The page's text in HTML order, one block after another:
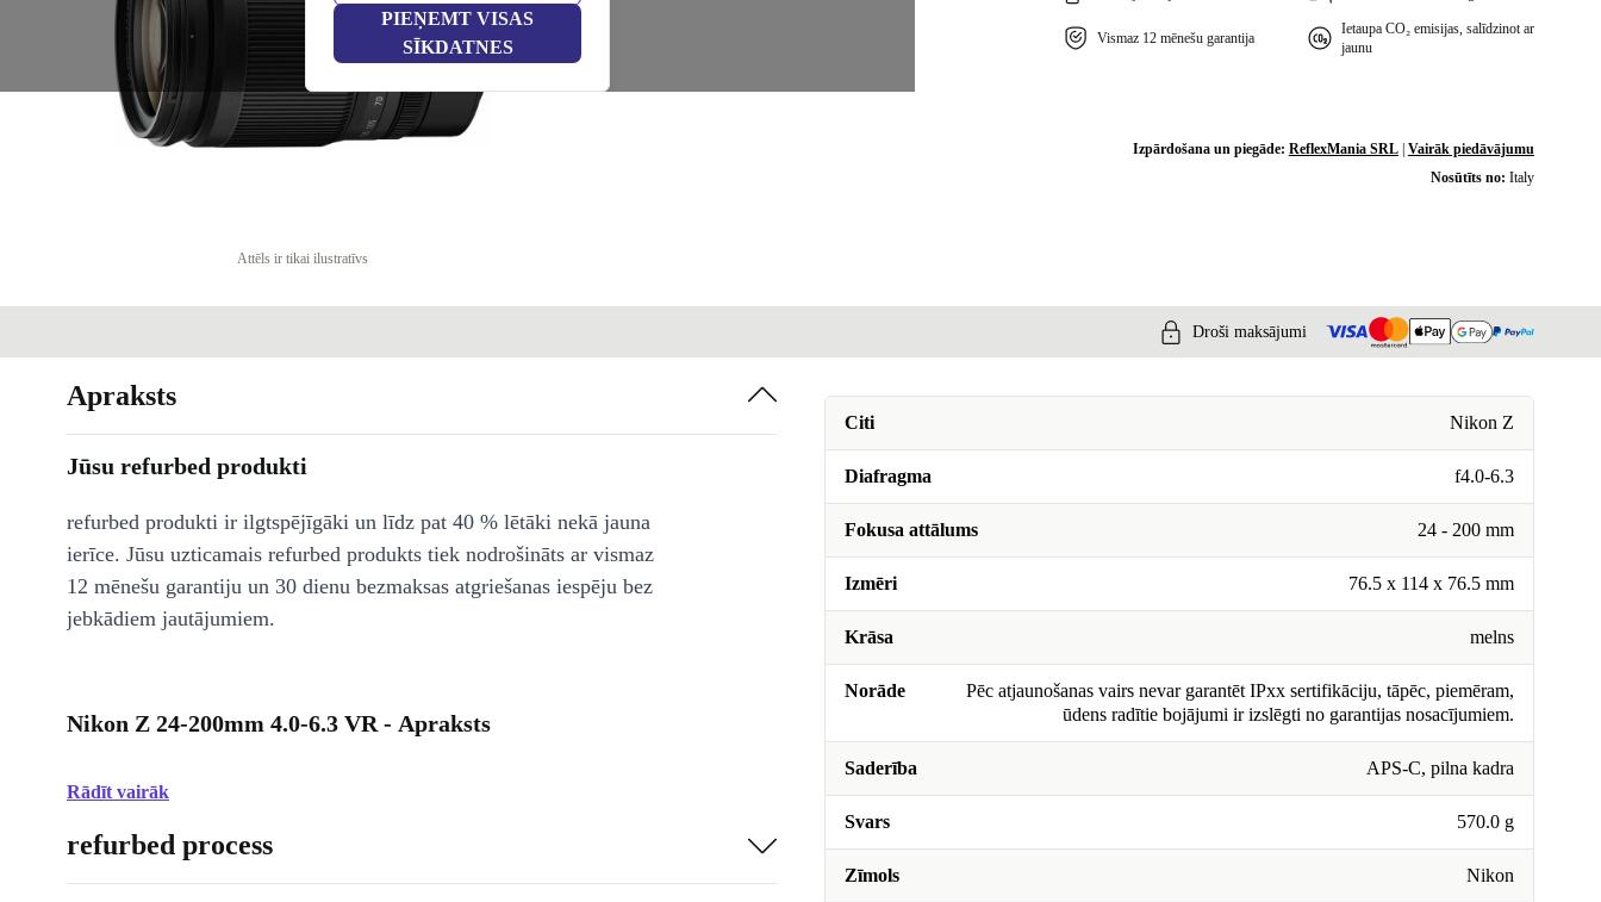
PIEŅEMT VISAS
SĪKDATNES
Attēls ir tikai ilustratīvs
Vismaz 12 mēnešu garantija
Ietaupa CO₂ emisijas, salīdzinot ar
jaunu
Izpārdošana un piegāde: ReflexMania SRL| Vairāk piedāvājumu
Nosūtīts no: Italy
Droši maksājumi
Citi Nikon Z
Diafragma f4.0-6.3
Fokusa attālums 24 - 200 mm
Izmēri 76.5 x 114 x 76.5 mm
Krāsa melns
Norāde
Pēc atjaunošanas vairs nevar garantēt IPxx sertifikāciju, tāpēc, piemēram,
ūdens radītie bojājumi ir izslēgti no garantijas nosacījumiem.
Saderība APS-C, pilna kadra
Svars 570.0 g
Zīmols Nikon
Apraksts
Jūsu refurbed produkti
refurbed produkti ir ilgtspējīgāki un līdz pat 40 % lētāki nekā jauna
ierīce. Jūsu uzticamais refurbed produkts tiek nodrošināts ar vismaz
12 mēnešu garantiju un 30 dienu bezmaksas atgriešanas iespēju bez
jebkādiem jautājumiem.
Nikon Z 24-200mm 4.0-6.3 VR - Apraksts
Rādīt vairāk
refurbed process